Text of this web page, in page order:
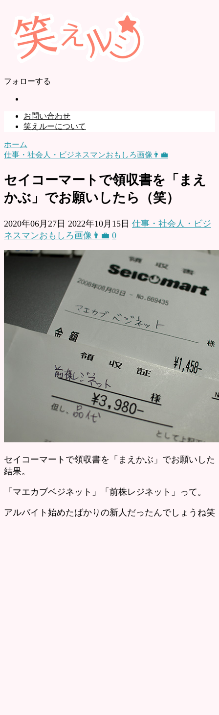
フォローする
お問い合わせ
笑えルーについて
ホーム
仕事・社会人・ビジネスマンおもしろ画像👨‍💼
セイコーマートで領収書を「まえ
かぶ」でお願いしたら（笑）
2020年06月27日 2022年10月15日 仕事・社会人・ビジ
ネスマンおもしろ画像👨‍💼 0
セイコーマートで領収書を「まえかぶ」でお願いした
結果。
「マエカブベジネット」「前株レジネット」って。
アルバイト始めたばかりの新人だったんでしょうね笑